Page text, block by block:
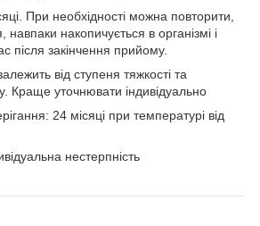
При необхідності можна повторити,
навпаки накопичується в організмі і
після закінчення прийому.
від ступеня тяжкості та
Краще уточнювати індивідуально
24 місяці при температурі від
нестерпність